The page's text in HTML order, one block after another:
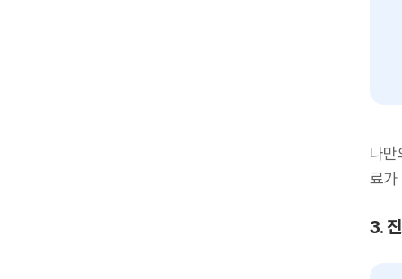
나만
료가
3.